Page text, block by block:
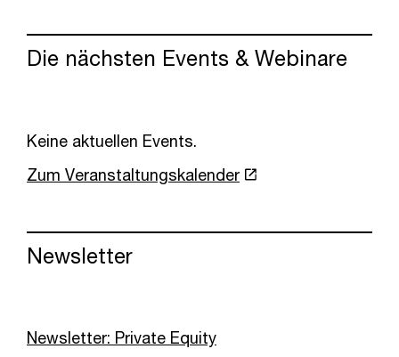
Die nächsten Events & Webinare
Keine aktuellen Events.
Zum Veranstaltungskalender
Newsletter
Newsletter: Private Equity